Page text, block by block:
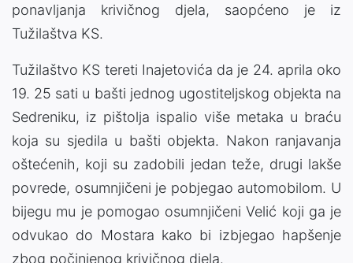
ponavljanja krivičnog djela, saopćeno je iz
Tužilaštva KS.
Tužilaštvo KS tereti Inajetovića da je 24. aprila oko
19. 25 sati u bašti jednog ugostiteljskog objekta na
Sedreniku, iz pištolja ispalio više metaka u braću
koja su sjedila u bašti objekta. Nakon ranjavanja
oštećenih, koji su zadobili jedan teže, drugi lakše
povrede, osumnjičeni je pobjegao automobilom. U
bijegu mu je pomogao osumnjičeni Velić koji ga je
odvukao do Mostara kako bi izbjegao hapšenje
zbog počinjenog krivičnog djela.